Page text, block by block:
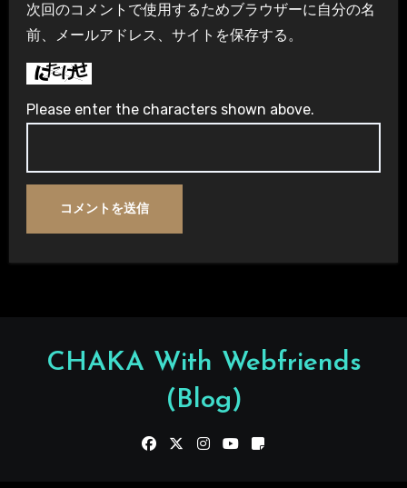
次回のコメントで使用するためブラウザーに自分の名
前、メールアドレス、サイトを保存する。
Please enter the characters shown above.
CHAKA With Webfriends
(Blog)